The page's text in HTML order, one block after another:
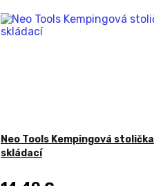
Neo Tools Kempingová stolička
skládací